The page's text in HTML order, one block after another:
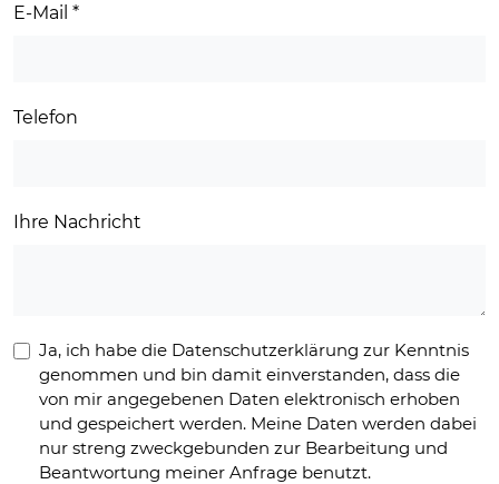
E-Mail *
Telefon
Ihre Nachricht
Ja, ich habe die Datenschutzerklärung zur Kenntnis
genommen und bin damit einverstanden, dass die
von mir angegebenen Daten elektronisch erhoben
und gespeichert werden. Meine Daten werden dabei
nur streng zweckgebunden zur Bearbeitung und
Beantwortung meiner Anfrage benutzt.